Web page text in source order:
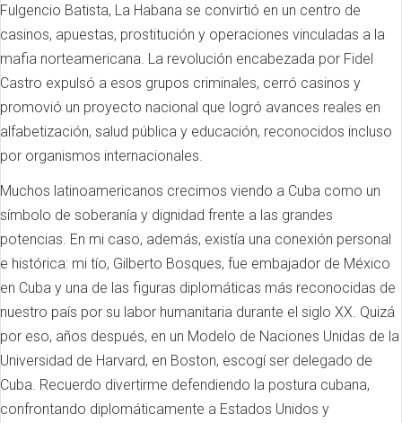
Fulgencio Batista, La Habana se convirtió en un centro de
casinos, apuestas, prostitución y operaciones vinculadas a la
mafia norteamericana. La revolución encabezada por Fidel
Castro expulsó a esos grupos criminales, cerró casinos y
promovió un proyecto nacional que logró avances reales en
alfabetización, salud pública y educación, reconocidos incluso
por organismos internacionales.
Muchos latinoamericanos crecimos viendo a Cuba como un
símbolo de soberanía y dignidad frente a las grandes
potencias. En mi caso, además, existía una conexión personal
e histórica: mi tío, Gilberto Bosques, fue embajador de México
en Cuba y una de las figuras diplomáticas más reconocidas de
nuestro país por su labor humanitaria durante el siglo XX. Quizá
por eso, años después, en un Modelo de Naciones Unidas de la
Universidad de Harvard, en Boston, escogí ser delegado de
Cuba. Recuerdo divertirme defendiendo la postura cubana,
confrontando diplomáticamente a Estados Unidos y